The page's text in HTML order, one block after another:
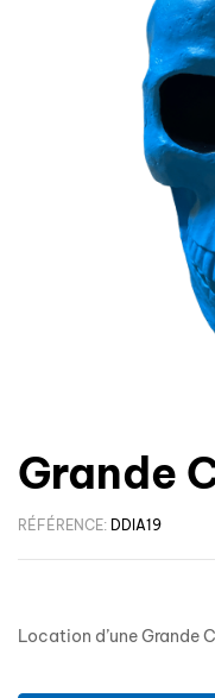
Grande
RÉFÉRENCE: DDIA19
Location d’une Grande